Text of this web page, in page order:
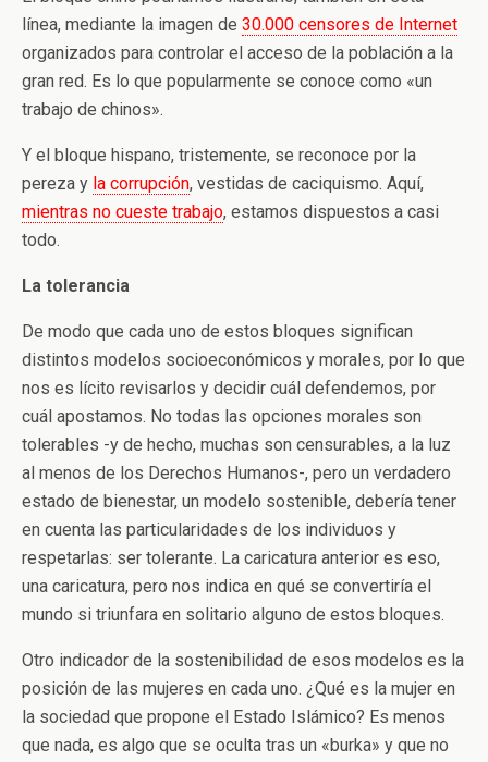
línea, mediante la imagen de 30.000 censores de Internet
organizados para controlar el acceso de la población a la
gran red. Es lo que popularmente se conoce como «un
trabajo de chinos».
Y el bloque hispano, tristemente, se reconoce por la
pereza y la corrupción, vestidas de caciquismo. Aquí,
mientras no cueste trabajo, estamos dispuestos a casi
todo.
La tolerancia
De modo que cada uno de estos bloques significan
distintos modelos socioeconómicos y morales, por lo que
nos es lícito revisarlos y decidir cuál defendemos, por
cuál apostamos. No todas las opciones morales son
tolerables -y de hecho, muchas son censurables, a la luz
al menos de los Derechos Humanos-, pero un verdadero
estado de bienestar, un modelo sostenible, debería tener
en cuenta las particularidades de los individuos y
respetarlas: ser tolerante. La caricatura anterior es eso,
una caricatura, pero nos indica en qué se convertiría el
mundo si triunfara en solitario alguno de estos bloques.
Otro indicador de la sostenibilidad de esos modelos es la
posición de las mujeres en cada uno. ¿Qué es la mujer en
la sociedad que propone el Estado Islámico? Es menos
que nada, es algo que se oculta tras un «burka» y que no